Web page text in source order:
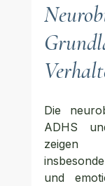
Die
ADHS
zeigen
und